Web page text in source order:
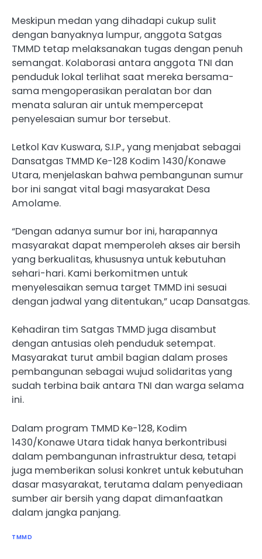
Meskipun medan yang dihadapi cukup sulit
dengan banyaknya lumpur, anggota Satgas
TMMD tetap melaksanakan tugas dengan penuh
semangat. Kolaborasi antara anggota TNI dan
penduduk lokal terlihat saat mereka bersama-
sama mengoperasikan peralatan bor dan
menata saluran air untuk mempercepat
penyelesaian sumur bor tersebut.
Letkol Kav Kuswara, S.I.P., yang menjabat sebagai
Dansatgas TMMD Ke-128 Kodim 1430/Konawe
Utara, menjelaskan bahwa pembangunan sumur
bor ini sangat vital bagi masyarakat Desa
Amolame.
“Dengan adanya sumur bor ini, harapannya
masyarakat dapat memperoleh akses air bersih
yang berkualitas, khususnya untuk kebutuhan
sehari-hari. Kami berkomitmen untuk
menyelesaikan semua target TMMD ini sesuai
dengan jadwal yang ditentukan,” ucap Dansatgas.
Kehadiran tim Satgas TMMD juga disambut
dengan antusias oleh penduduk setempat.
Masyarakat turut ambil bagian dalam proses
pembangunan sebagai wujud solidaritas yang
sudah terbina baik antara TNI dan warga selama
ini.
Dalam program TMMD Ke-128, Kodim
1430/Konawe Utara tidak hanya berkontribusi
dalam pembangunan infrastruktur desa, tetapi
juga memberikan solusi konkret untuk kebutuhan
dasar masyarakat, terutama dalam penyediaan
sumber air bersih yang dapat dimanfaatkan
dalam jangka panjang.
TMMD